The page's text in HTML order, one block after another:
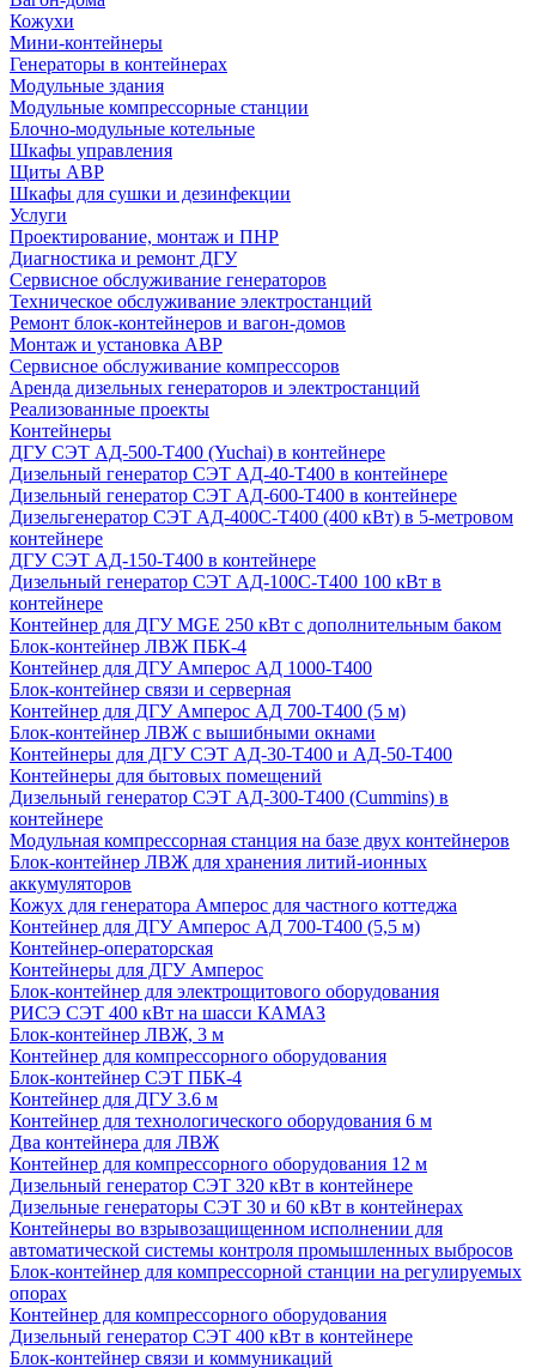
Кожухи
Мини-контейнеры
Генераторы в контейнерах
Модульные здания
Модульные компрессорные станции
Блочно-модульные котельные
Шкафы управления
Щиты АВР
Шкафы для сушки и дезинфекции
Услуги
Проектирование, монтаж и ПНР
Диагностика и ремонт ДГУ
Сервисное обслуживание генераторов
Техническое обслуживание электростанций
Ремонт блок-контейнеров и вагон-домов
Монтаж и установка АВР
Сервисное обслуживание компрессоров
Аренда дизельных генераторов и электростанций
Реализованные проекты
Контейнеры
ДГУ СЭТ АД-500-Т400 (Yuchai) в контейнере
Дизельный генератор СЭТ АД-40-Т400 в контейнере
Дизельный генератор СЭТ АД-600-Т400 в контейнере
Дизельгенератор СЭТ АД-400С-Т400 (400 кВт) в 5-метровом
контейнере
ДГУ СЭТ АД-150-Т400 в контейнере
Дизельный генератор СЭТ АД-100С-Т400 100 кВт в
контейнере
Контейнер для ДГУ MGE 250 кВт с дополнительным баком
Блок-контейнер ЛВЖ ПБК-4
Контейнер для ДГУ Амперос АД 1000-Т400
Блок-контейнер связи и серверная
Контейнер для ДГУ Амперос АД 700-Т400 (5 м)
Блок-контейнер ЛВЖ с вышибными окнами
Контейнеры для ДГУ СЭТ АД-30-Т400 и АД-50-Т400
Контейнеры для бытовых помещений
Дизельный генератор СЭТ АД-300-Т400 (Cummins) в
контейнере
Модульная компрессорная станция на базе двух контейнеров
Блок-контейнер ЛВЖ для хранения литий-ионных
аккумуляторов
Кожух для генератора Амперос для частного коттеджа
Контейнер для ДГУ Амперос АД 700-Т400 (5,5 м)
Контейнер-операторская
Контейнеры для ДГУ Амперос
Блок-контейнер для электрощитового оборудования
РИСЭ СЭТ 400 кВт на шасси КАМАЗ
Блок-контейнер ЛВЖ, 3 м
Контейнер для компрессорного оборудования
Блок-контейнер СЭТ ПБК-4
Контейнер для ДГУ 3.6 м
Контейнер для технологического оборудования 6 м
Два контейнера для ЛВЖ
Контейнер для компрессорного оборудования 12 м
Дизельный генератор СЭТ 320 кВт в контейнере
Дизельные генераторы СЭТ 30 и 60 кВт в контейнерах
Контейнеры во взрывозащищенном исполнении для
автоматической системы контроля промышленных выбросов
Блок-контейнер для компрессорной станции на регулируемых
опорах
Контейнер для компрессорного оборудования
Дизельный генератор СЭТ 400 кВт в контейнере
Блок-контейнер связи и коммуникаций